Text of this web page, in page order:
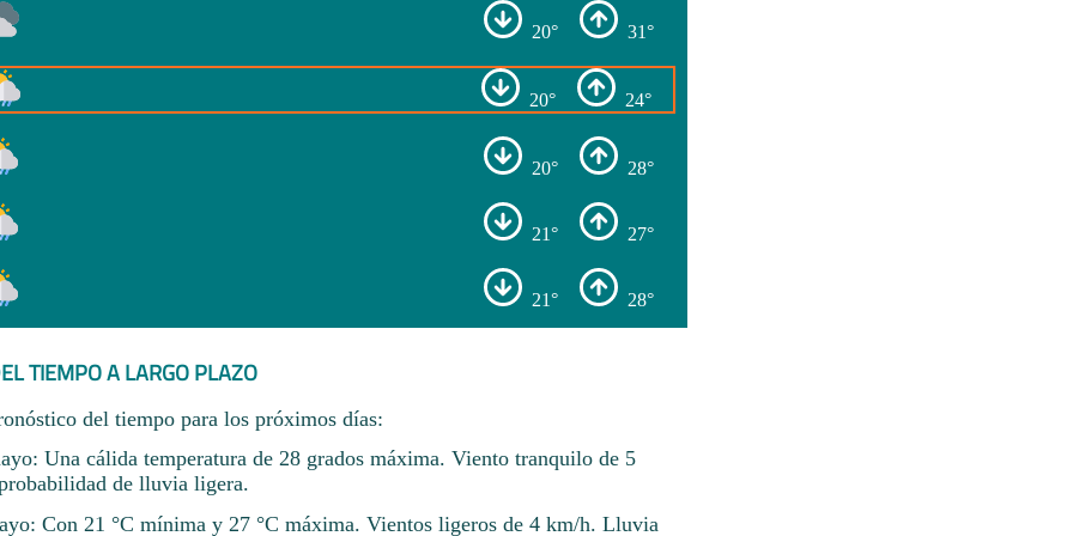
20° 31°
20° 24°
20° 28°
21° 27°
21° 28°
TIEMPO A LARGO PLAZO
del tiempo para los próximos días:
Una cálida temperatura de 28 grados máxima. Viento tranquilo de 5
de lluvia ligera.
Con 21 °C mínima y 27 °C máxima. Vientos ligeros de 4 km/h. Lluvia